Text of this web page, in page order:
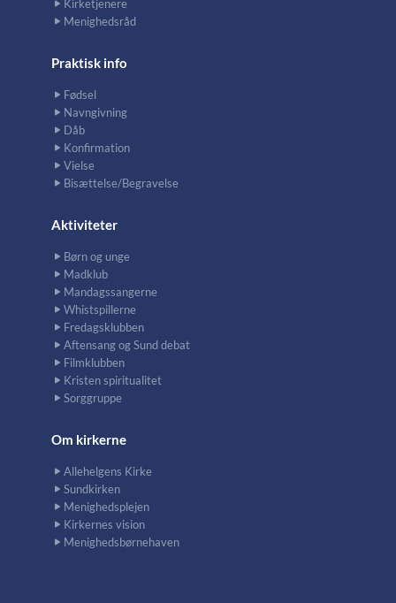
Kirketjenere
Menighedsråd
Praktisk info
Fødsel
Navngivning
Dåb
Konfirmation
Vielse
Bisættelse/Begravelse
Aktiviteter
Børn og unge
Madklub
Mandagssangerne
Whistspillerne
Fredagsklubben
Aftensang og Sund debat
Filmklubben
Kristen spiritualitet
Sorggruppe
Om kirkerne
Allehelgens Kirke
Sundkirken
Menighedsplejen
Kirkernes vision
Menighedsbørnehaven